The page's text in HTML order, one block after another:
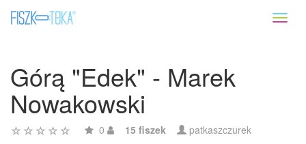
Górą "Edek" - Marek
Nowakowski
0 15 fiszek patkaszczurek